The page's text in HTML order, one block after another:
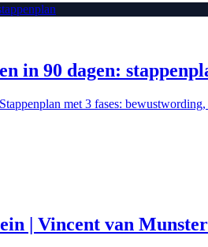
in 90 dagen:
met 3 fases:
| Vincent van Munster